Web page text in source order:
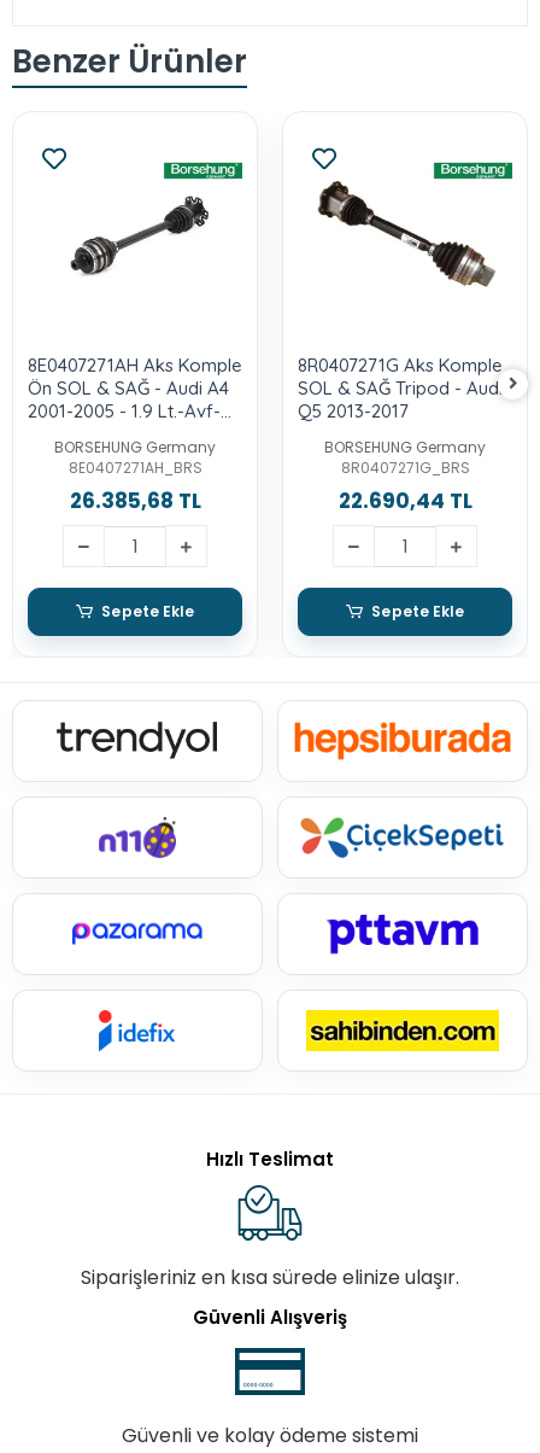
Benzer Ürünler
8E0407271AH Aks Komple
Ön SOL & SAĞ - Audi A4
2001-2005 - 1.9 Lt.-Avf-
BORSEHUNG Germany
8E0407271AH_BRS
26.385,68 TL
Sepete Ekle
8R0407271G Aks Komple
SOL & SAĞ Tripod - Audı-
Q5 2013-2017
BORSEHUNG Germany
8R0407271G_BRS
22.690,44 TL
Sepete Ekle
Hızlı Teslimat
Siparişleriniz en kısa sürede elinize ulaşır.
Güvenli Alışveriş
Güvenli ve kolay ödeme sistemi